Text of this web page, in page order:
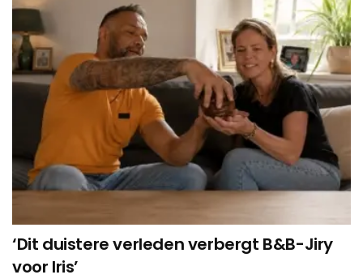
‘Dit duistere verleden verbergt B&B-Jiry
voor Iris’